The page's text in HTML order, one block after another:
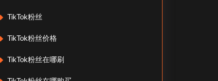
TikTok粉丝
TikTok粉丝价格
TikTok粉丝在哪刷